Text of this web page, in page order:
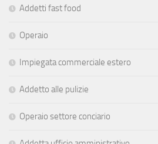
Addetti fast food
Operaio
Impiegata commerciale estero
Addetto alle pulizie
Operaio settore conciario